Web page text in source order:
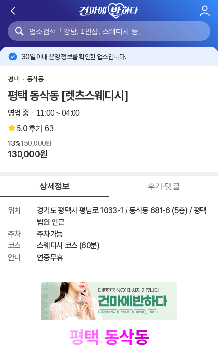
로
30일 이내 운영 정보를 확인한 업소입니다.
평택 동삭동
평택 동삭동 [렛츠스웨디시]
영업 중 11:00 ~ 04:00
5.0후기63
13%150,000원
130,000원
상세정보 후기·댓글
위치
경기도 평택시 평남로 1063-1 / 동삭동 681-6 (5층) / 평택
법원 인근
주차
주차가능
코스
스웨디시 코스 (60분)
안내
연중무휴
평택.동삭동